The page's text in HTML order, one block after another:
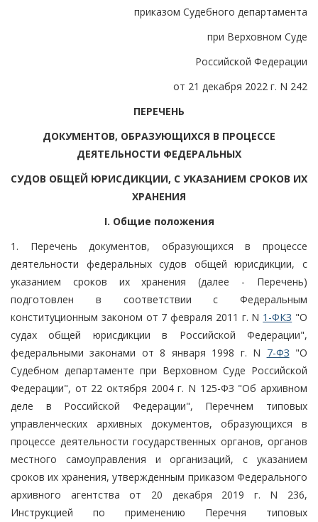
приказом Судебного департамента
при Верховном Суде
Российской Федерации
от 21 декабря 2022 г. N 242
ПЕРЕЧЕНЬ
ДОКУМЕНТОВ, ОБРАЗУЮЩИХСЯ В ПРОЦЕССЕ
ДЕЯТЕЛЬНОСТИ ФЕДЕРАЛЬНЫХ
СУДОВ ОБЩЕЙ ЮРИСДИКЦИИ, С УКАЗАНИЕМ СРОКОВ ИХ
ХРАНЕНИЯ
I. Общие положения
1. Перечень документов, образующихся в процессе
деятельности федеральных судов общей юрисдикции, с
указанием сроков их хранения (далее - Перечень)
подготовлен в соответствии с Федеральным
конституционным законом от 7 февраля 2011 г. N 1-ФКЗ "О
судах общей юрисдикции в Российской Федерации",
федеральными законами от 8 января 1998 г. N 7-ФЗ "О
Судебном департаменте при Верховном Суде Российской
Федерации", от 22 октября 2004 г. N 125-ФЗ "Об архивном
деле в Российской Федерации", Перечнем типовых
управленческих архивных документов, образующихся в
процессе деятельности государственных органов, органов
местного самоуправления и организаций, с указанием
сроков их хранения, утвержденным приказом Федерального
архивного агентства от 20 декабря 2019 г. N 236,
Инструкцией по применению Перечня типовых